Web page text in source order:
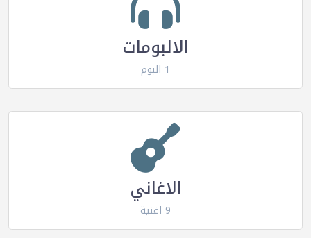
الالبومات
1 البوم
الاغاني
9 اغنية